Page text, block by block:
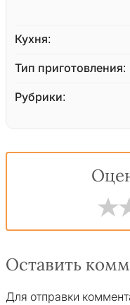
Кухня:
Тип приготовления:
Рубрики:
Оставить
Для отправки